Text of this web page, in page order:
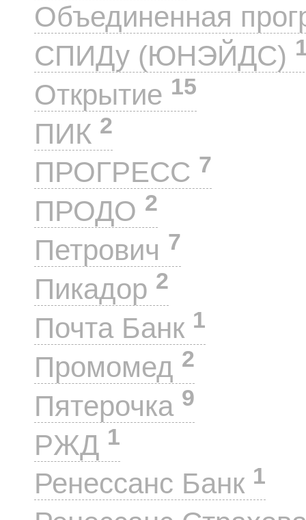
Объединенная
СПИДу (ЮНЭЙДС)
Открытие 15
ПИК 2
ПРОГРЕСС 7
ПРОДО 2
Петрович 7
Пикадор 2
Почта Банк 1
Промомед 2
Пятерочка 9
РЖД 1
Ренессанс Банк 1